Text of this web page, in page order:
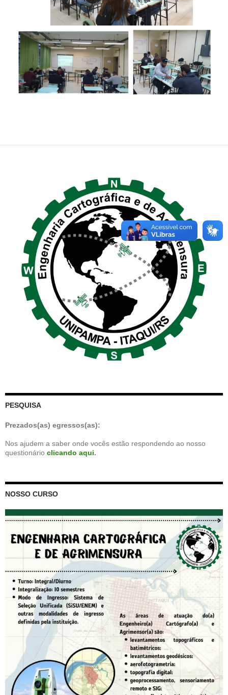
PESQUISA
Prezados(as) egressos(as):
Nos ajudem a saber onde vocês estão respondendo ao nosso
questionário clicando aqui.
NOSSO CURSO